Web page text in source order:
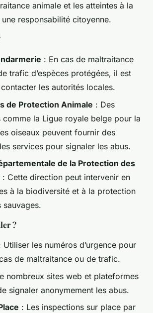
animale et les atteintes à la
responsabilité citoyenne.
: En cas de maltraitance
trafic d’espèces protégées, il est
les autorités locales.
de Protection Animale : Des
comme la Ligue royale belge pour la
oiseaux peuvent fournir des
services pour signaler les abus.
de la Protection des
: Cette direction peut intervenir en
à la biodiversité et à la protection
sauvages.
?
Utiliser les numéros d’urgence pour
de maltraitance ou de trafic.
nombreux sites web et plateformes
signaler anonymement les abus.
: Les inspections sur place par